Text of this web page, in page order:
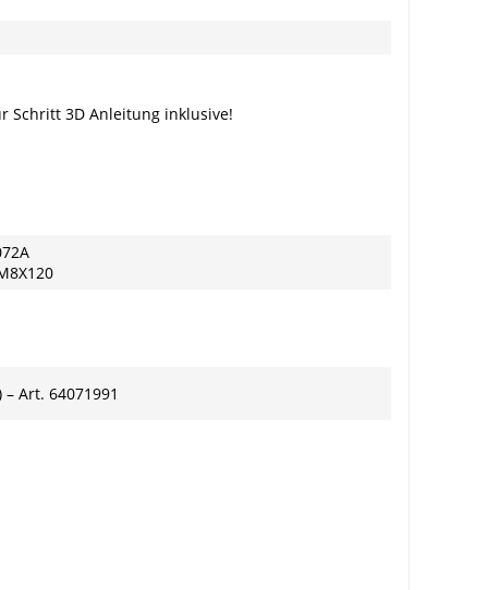
Schritt 3D Anleitung inklusive!
Art. 64071991